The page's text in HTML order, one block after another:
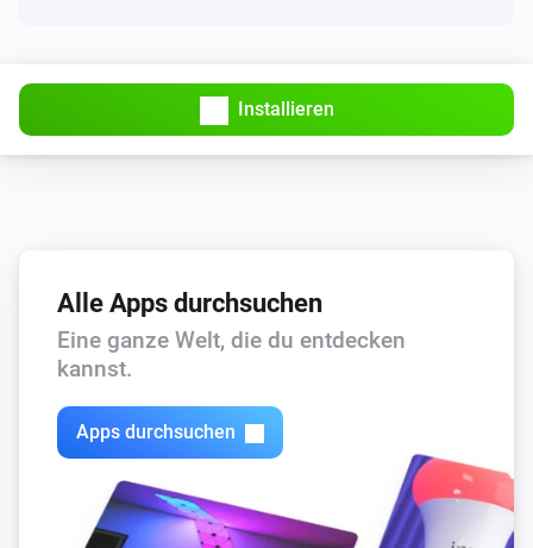
Installieren
Alle Apps durchsuchen
Eine ganze Welt, die du entdecken
kannst.
Apps durchsuchen